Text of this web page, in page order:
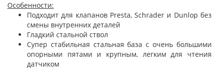
Особенности:
Подходит для клапанов Presta, Schrader и Dunlop без
смены внутренних деталей
Гладкий стальной ствол
Супер стабильная стальная база с очень большими
опорными пятами и крупным, легким для чтения
датчиком